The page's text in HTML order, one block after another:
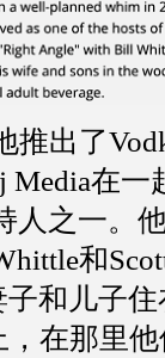
推出了
Media在一
人之一。
和
子和儿子
在那里